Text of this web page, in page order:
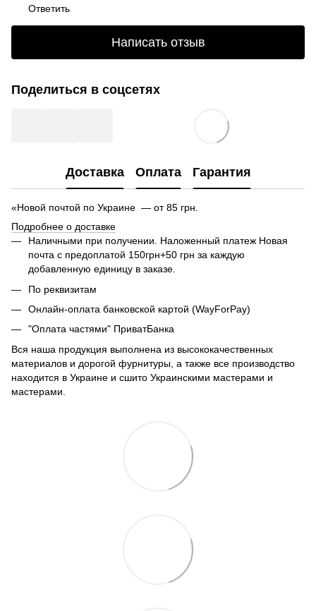
Ответить
Написать отзыв
Поделиться в соцсетях
Доставка Оплата Гарантия
«Новой почтой по Украине — от 85 грн.
Подробнее о доставке
Наличными при получении. Наложенный платеж Новая
почта с предоплатой 150грн+50 грн за каждую
добавленную единицу в заказе.
По реквизитам
Онлайн-оплата банковской картой (WayForPay)
"Оплата частями" ПриватБанка
Вся наша продукция выполнена из высококачественных
материалов и дорогой фурнитуры, а также все производство
находится в Украине и сшито Украинскими мастерами и
мастерами.